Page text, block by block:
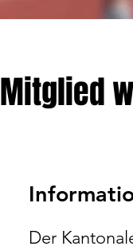
Mitglied
Der